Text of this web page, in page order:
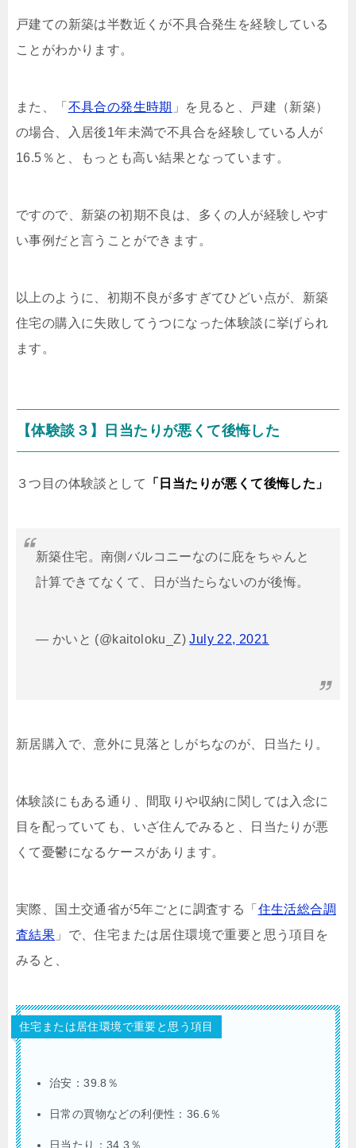
戸建ての新築は半数近くが不具合発生を経験している
ことがわかります。
また、「 不具合の発生時期 」を見ると、戸建（新築）
の場合、入居後1年未満で不具合を経験している人が
16.5％と、もっとも高い結果となっています。
ですので、新築の初期不良は、多くの人が経験しやす
い事例だと言うことができます。
以上のように、初期不良が多すぎてひどい点が、新築
住宅の購入に失敗してうつになった体験談に挙げられ
ます。
【体験談３】日当たりが悪くて後悔した
３つ目の体験談として 「日当たりが悪くて後悔した」
新築住宅。南側バルコニーなのに庇をちゃんと
計算できてなくて、日が当たらないのが後悔。
— かいと (@kaitoloku_Z)July 22, 2021
新居購入で、意外に見落としがちなのが、日当たり。
体験談にもある通り、間取りや収納に関しては入念に
目を配っていても、いざ住んでみると、日当たりが悪
くて憂鬱になるケースがあります。
実際、国土交通省が5年ごとに調査する「 住生活総合調
査結果 」で、住宅または居住環境で重要と思う項目を
みると、
住宅または居住環境で重要と思う項目
治安：39.8％
日常の買物などの利便性：36.6％
日当たり：34.3％